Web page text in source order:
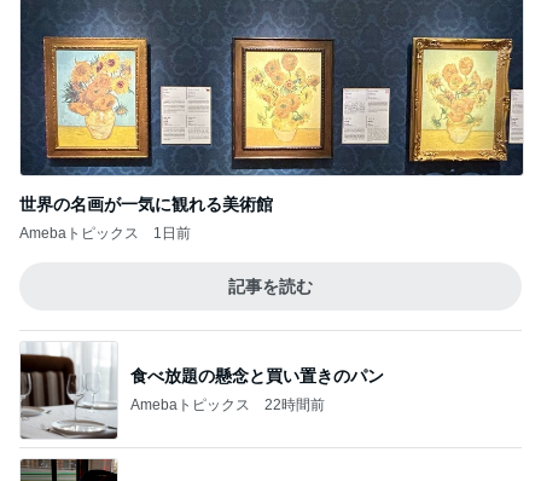
世界の名画が一気に観れる美術館
Amebaトピックス 1日前
記事を読む
食べ放題の懸念と買い置きのパン
Amebaトピックス 22時間前